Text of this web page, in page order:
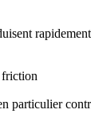
friction